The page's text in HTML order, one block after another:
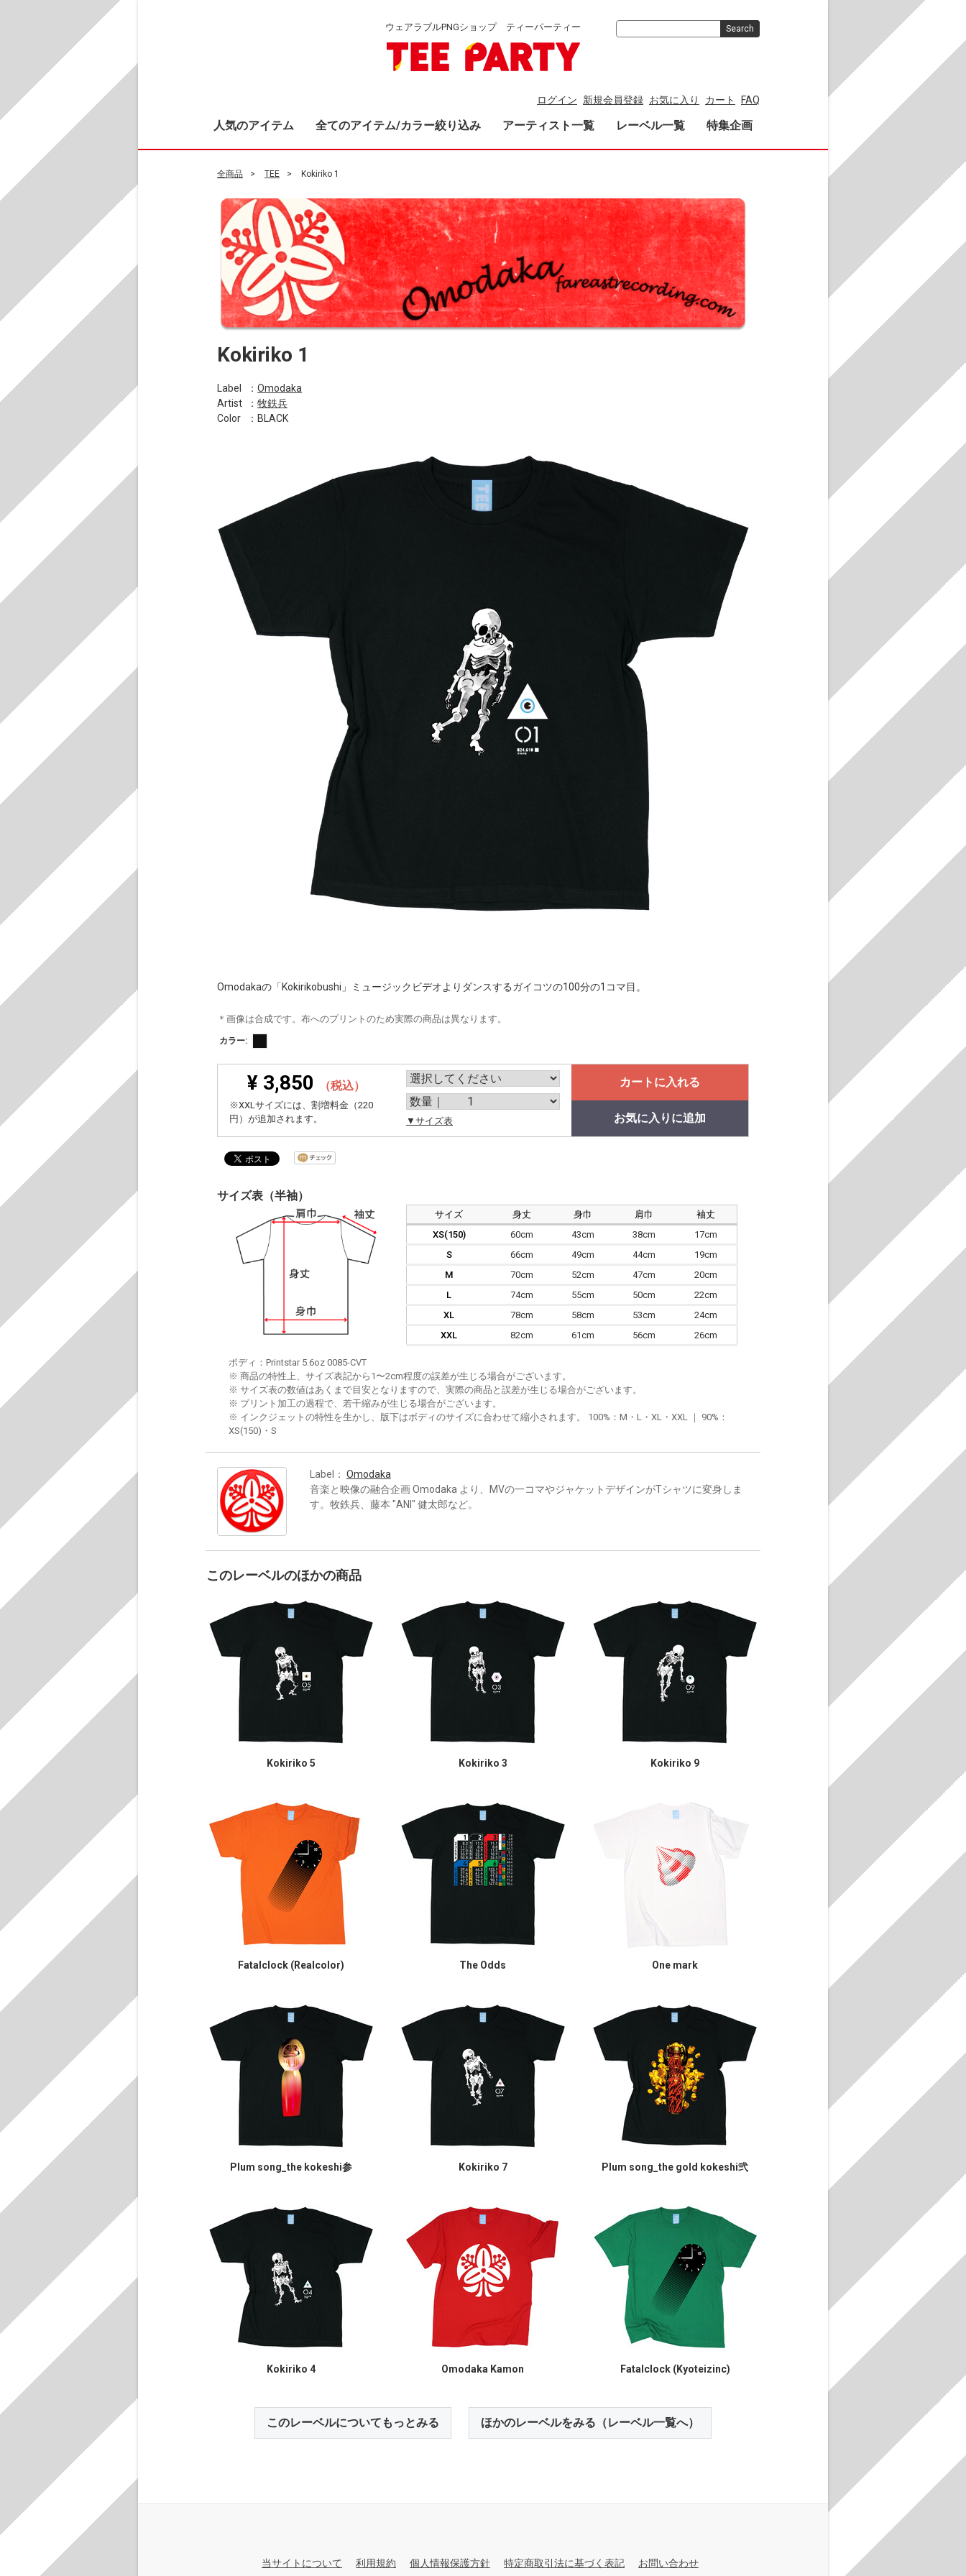
ウェアラブルPNGショップ ティーパーティー
ログイン 新規会員登録 お気に入り カート FAQ
人気のアイテム 全てのアイテム/カラー絞り込み アーティスト一覧 レーベル一覧 特集企画
Search
全商品 TEE Kokiriko 1
Kokiriko 1
Label ： Omodaka
Artist
： 牧鉄兵
Color
：BLACK
Omodakaの「Kokirikobushi」ミュージックビデオよりダンスするガイコツの100分の1コマ目。
＊画像は合成です。布へのプリントのため実際の商品は異なります。
カラー:
¥ 3,850 （税込）
※XXLサイズには、割増料金（220
円）が追加されます。
▼サイズ表
カートに入れる
お気に入りに追加
サイズ表（半袖）
サイズ 身丈 身巾 肩巾
袖丈
XS(150)
60cm 43cm 38cm
17cm
S
66cm 49cm 44cm
19cm
M
70cm 52cm 47cm
20cm
L
74cm 55cm 50cm
22cm
XL
78cm 58cm 53cm
24cm
XXL
82cm 61cm 56cm 26cm
ボディ：Printstar 5.6oz 0085-CVT
※ 商品の特性上、サイズ表記から1〜2cm程度の誤差が生じる場合がございます。
※ サイズ表の数値はあくまで目安となりますので、実際の商品と誤差が生じる場合がございます。
※ プリント加工の過程で、若干縮みが生じる場合がございます。
※ インクジェットの特性を生かし、版下はボディのサイズに合わせて縮小されます。 100%：M・L・XL・XXL ｜ 90%：
XS(150)・S
Label： Omodaka
音楽と映像の融合企画 Omodaka より、MVの一コマやジャケットデザインがTシャツに変身しま
す。牧鉄兵、藤本 "ANI" 健太郎など。
このレーベルのほかの商品
Kokiriko 5 Kokiriko 3 Kokiriko 9
Fatalclock (Realcolor) The Odds One mark
Plum song_the kokeshi参 Kokiriko 7 Plum song_the gold kokeshi弐
Kokiriko 4 Omodaka Kamon Fatalclock (Kyoteizinc)
このレーベルについてもっとみる ほかのレーベルをみる（レーベル一覧へ）
当サイトについて 利用規約 個人情報保護方針 特定商取引法に基づく表記 お問い合わせ